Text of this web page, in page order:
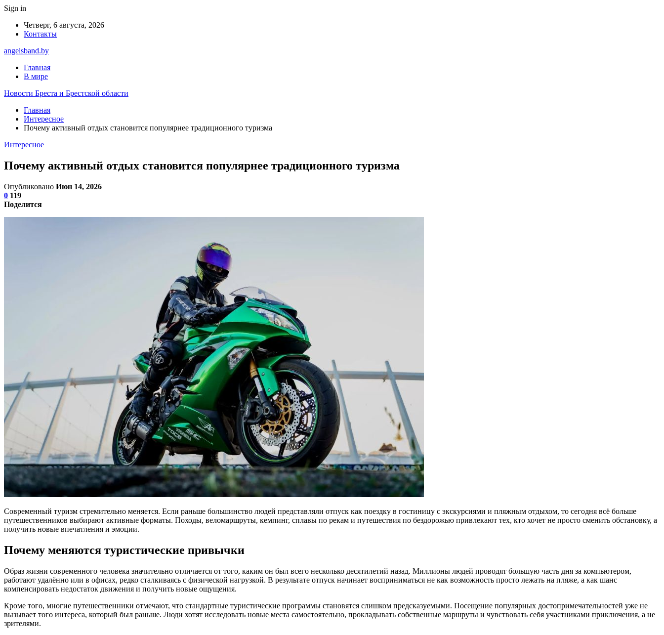
Sign in
Четверг, 6 августа, 2026
Контакты
angelsband.by
Главная
В мире
Новости Бреста и Брестской области
Главная
Интересное
Почему активный отдых становится популярнее традиционного туризма
Интересное
Почему активный отдых становится популярнее традиционного туризма
Опубликовано Июн 14, 2026
0 119
Поделится
Современный туризм стремительно меняется. Если раньше большинство людей представляли отпуск как поездку в гостиницу с экскурсиями и пляжным отдыхом, то сегодня всё больше
путешественников выбирают активные форматы. Походы, веломаршруты, кемпинг, сплавы по рекам и путешествия по бездорожью привлекают тех, кто хочет не просто сменить обстановку, а
получить новые впечатления и эмоции.
Почему меняются туристические привычки
Образ жизни современного человека значительно отличается от того, каким он был всего несколько десятилетий назад. Миллионы людей проводят большую часть дня за компьютером,
работают удалённо или в офисах, редко сталкиваясь с физической нагрузкой. В результате отпуск начинает восприниматься не как возможность просто лежать на пляже, а как шанс
компенсировать недостаток движения и получить новые ощущения.
Кроме того, многие путешественники отмечают, что стандартные туристические программы становятся слишком предсказуемыми. Посещение популярных достопримечательностей уже не
вызывает того интереса, который был раньше. Люди хотят исследовать новые места самостоятельно, прокладывать собственные маршруты и чувствовать себя участниками приключения, а не
зрителями.